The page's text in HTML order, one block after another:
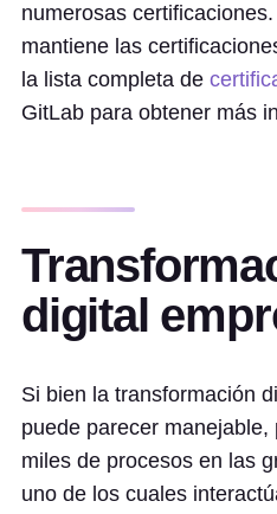
numerosas
mantiene las
la lista completa de
GitLab para obtener más
digital
Si bien la transformación
puede parecer
miles de procesos en las
uno de los cuales